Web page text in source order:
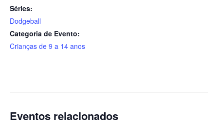
Séries:
Dodgeball
Categoria de Evento:
Crianças de 9 a 14 anos
Eventos relacionados